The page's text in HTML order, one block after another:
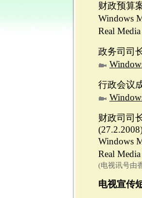
财政预算
Windows
Real
政务司司
行政会议
财政司司
Windows
Real
(电视讯号由
电视宣传